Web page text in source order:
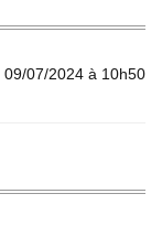
09/07/2024 à 10h50